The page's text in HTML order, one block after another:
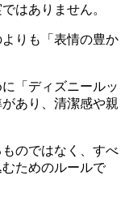
はありません。
りも「表情の豊か
「ディズニールッ
あり、清潔感や親
のではなく、すべ
ためのルールで